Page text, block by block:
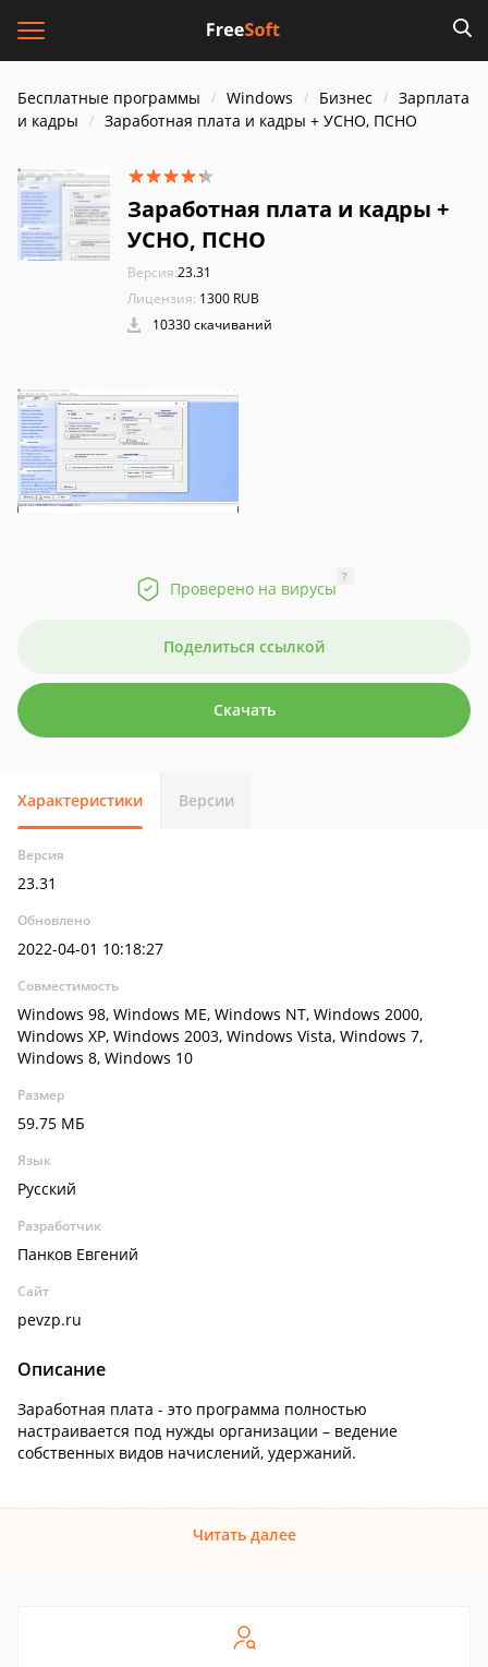
Бесплатные программы Windows Бизнес
Зарплата
и кадры
Заработная плата и кадры + УСНО, ПСНО
Заработная плата и кадры +
УСНО, ПСНО
Версия:23.31
Лицензия: 1300 RUB
10330 скачиваний
Проверено на вирусы
?
Поделиться ссылкой
Скачать
Характеристики Версии
Версия
23.31
Обновлено
2022-04-01 10:18:27
Совместимость
Windows 98, Windows ME, Windows NT, Windows 2000,
Windows XP, Windows 2003, Windows Vista, Windows 7,
Windows 8, Windows 10
Размер
59.75 МБ
Язык
Русский
Разработчик
Панков Евгений
Сайт
pevzp.ru
Описание
Заработная плата - это программа полностью
настраивается под нужды организации – ведение
собственных видов начислений, удержаний.
Читать далее